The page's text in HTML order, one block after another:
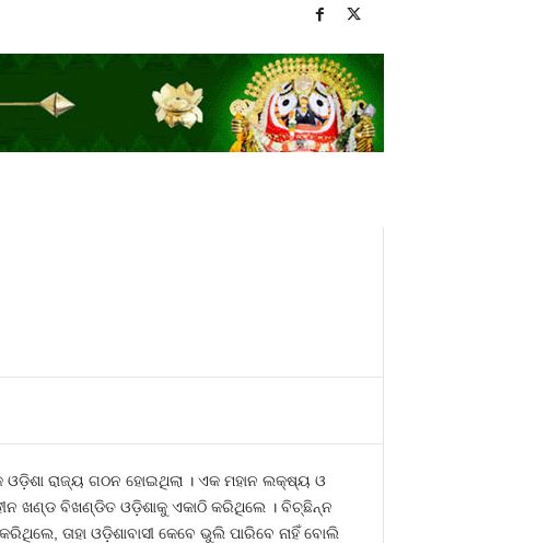
ଓଡ଼ିଶା ରାଜ୍ୟ ଗଠନ ହୋଇଥିଲା । ଏକ ମହାନ ଲକ୍ଷ୍ୟ ଓ
ଖଣ୍ଡ ବିଖଣ୍ଡିତ ଓଡ଼ିଶାକୁ ଏକାଠି କରିଥିଲେ । ବିଚ୍ଛିନ୍ନ
ତାହା ଓଡ଼ିଶାବାସୀ କେବେ ଭୁଲି ପାରିବେ ନାହିଁ ବୋଲି